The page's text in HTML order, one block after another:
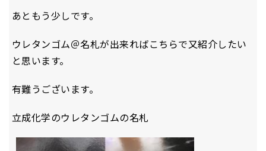
あともう少しです。
ウレタンゴム＠名札が出来ればこちらで又紹介したい
と思います。
有難うございます。
立成化学のウレタンゴムの名札